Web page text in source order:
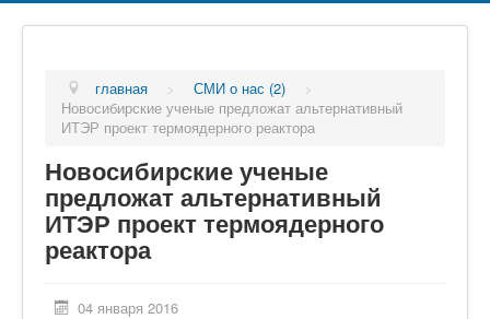
главная > СМИ о нас (2)
>
Новосибирские ученые предложат альтернативный
ИТЭР проект термоядерного реактора
Новосибирские ученые
предложат альтернативный
ИТЭР проект термоядерного
реактора
04 января 2016